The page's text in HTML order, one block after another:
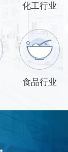
化工行业
食品行业